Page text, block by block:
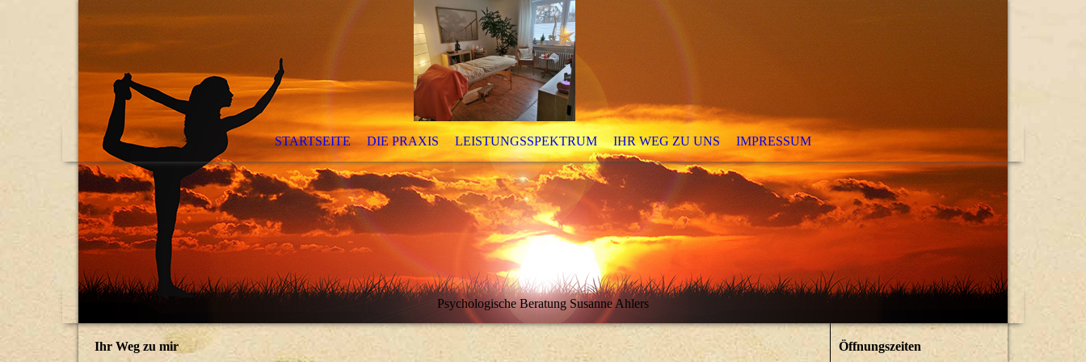
STARTSEITE DIE PRAXIS LEISTUNGSSPEKTRUM IHR WEG ZU UNS IMPRESSUM
Psychologische Beratung Susanne Ahlers
Ihr Weg zu mir Öffnungszeiten